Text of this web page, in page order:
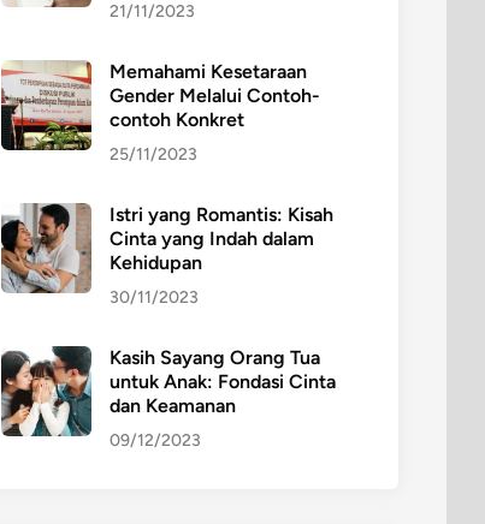
21/11/2023
Memahami Kesetaraan
Gender Melalui Contoh-
contoh Konkret
25/11/2023
Istri yang Romantis: Kisah
Cinta yang Indah dalam
Kehidupan
30/11/2023
Kasih Sayang Orang Tua
untuk Anak: Fondasi Cinta
dan Keamanan
09/12/2023